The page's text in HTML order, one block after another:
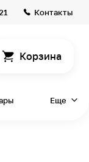
Контакты
Корзина
Еще